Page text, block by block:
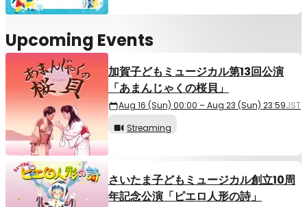
Upcoming Events
加賀子どもミュージカル第13回公演
「あまんじゃくの桜貝」
Aug 16 (Sun) 00:00 – Aug 23 (Sun) 23:59JST
Streaming
さいたま子どもミュージカル創立10周
年記念公演「ピエロ人形の詩」